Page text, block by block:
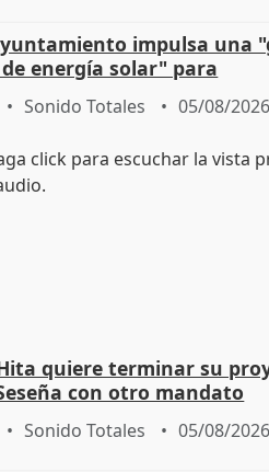
impulsa una
energía solar" para
Sonido Totales 05/08/2026
quiere terminar su
con otro mandato
Sonido Totales 05/08/2026